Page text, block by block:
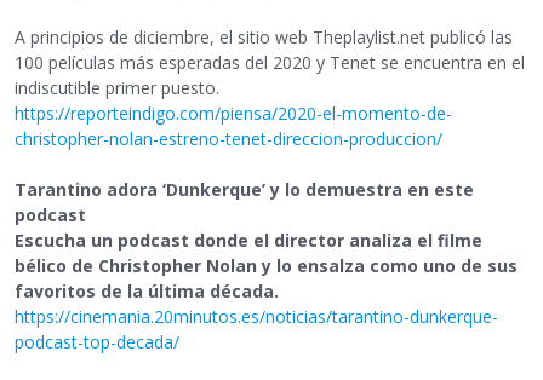
A principios de diciembre, el sitio web Theplaylist.net publicó las
100 películas más esperadas del 2020 y Tenet se encuentra en el
indiscutible primer puesto.
https://reporteindigo.com/piensa/2020-el-momento-de-
christopher-nolan-estreno-tenet-direccion-produccion/
Tarantino adora ‘Dunkerque’ y lo demuestra en este
podcast
Escucha un podcast donde el director analiza el filme
bélico de Christopher Nolan y lo ensalza como uno de sus
favoritos de la última década.
https://cinemania.20minutos.es/noticias/tarantino-dunkerque-
podcast-top-decada/